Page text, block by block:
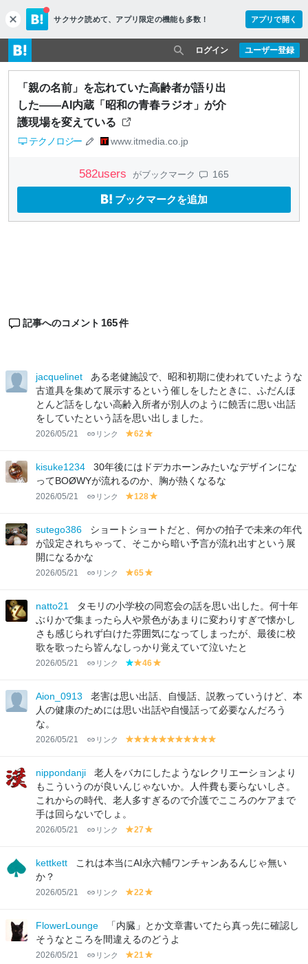
c
l
o
s
e
サクサク読めて、 アプリ限定の機能も多数！ アプリで開く
ユーザー登録
ログイン
「親の名前」を忘れていた高齢者が語り出
した――AI内蔵「昭和の青春ラジオ」が介
護現場を変えている
テクノロジー www.itmedia.co.jp
582users がブックマーク 165
ブックマークを追加
記事へのコメント 165件
jacquelinet
ある老健施設で、昭和初期に使われていたような
古道具を集めて展示するという催しをしたときに、ふだんほ
とんど話をしない高齢入所者が別人のように饒舌に思い出話
をしていたという話を思い出しました。
2026/05/21 リンク
y
lo
w
62
lo
w
kisuke1234
30年後にはドデカホーンみたいなデザインにな
ってBOØWYが流れるのか、胸が熱くなるな
2026/05/21 リンク
y
lo
128
w
sutego386
ショートショートだと、何かの拍子で未来の年代
が設定されちゃって、そこから暗い予言が流れ出すという展
開になるかな
2026/05/21 リンク
y
lo
w
65
lo
w
natto21
タモリの小学校の同窓会の話を思い出した。何十年
ぶりかで集まったら人や景色があまりに変わりすぎで懐かし
さも感じられず白けた雰囲気になってしまったが、最後に校
歌を歌ったら皆んなしっかり覚えていて泣いたと
2026/05/21 リンク
b
e
y
lo
w
46
lo
w
Aion_0913
老害は思い出話、自慢話、説教っていうけど、本
人の健康のためには思い出話や自慢話って必要なんだろう
な。
2026/05/21 リンク
y
lo
w
y
lo
w
y
lo
w
y
lo
w
y
lo
w
y
w
y
lo
w
y
lo
y
lo
w
y
lo
w
lo
w
nippondanji
老人をバカにしたようなレクリエーションより
もこういうのが良いんじゃないか。人件費も要らないしさ。
これからの時代、老人多すぎるので介護でこころのケアまで
手は回らないでしょ。
2026/05/21 リンク
y
lo
27
lo
kettkett
これは本当にAI永六輔ワンチャンあるんじゃ無い
か？
2026/05/21 リンク
y
lo
w
22
lo
w
FlowerLounge
「内臓」とか文章書いてたら真っ先に確認し
そうなところを間違えるのどうよ
2026/05/21 リンク
y
21